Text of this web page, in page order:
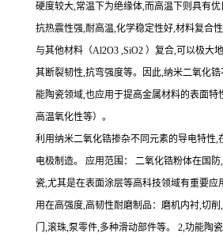
硬度较大,常温下为绝缘体,而高温下则具有
抗热震性强,耐高温,化学稳定性好,材料复合
与其他材料（Al2O3 ,SiO2 ）复合,可以极大
其断裂韧性,抗弯强度等。因此,纳米二氧化
能陶瓷领域,也应用于提高金属材料的表面特
高温氧化性等）。
利用纳米二氧化锆掺杂不同元素的导电特性,
电极制造。 应用范围： 二氧化锆粉体在国
瓷,尤其是在表面涂层等高科技领域有重要应
用在高强度,高韧性耐磨制品：磨机内衬,切
门,滚珠,泵零件,多种滑动部件等。 2,功能陶